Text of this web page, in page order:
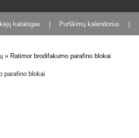
katalogas Purškimų kalendorius
» Ratimor brodifakumo parafino blokai